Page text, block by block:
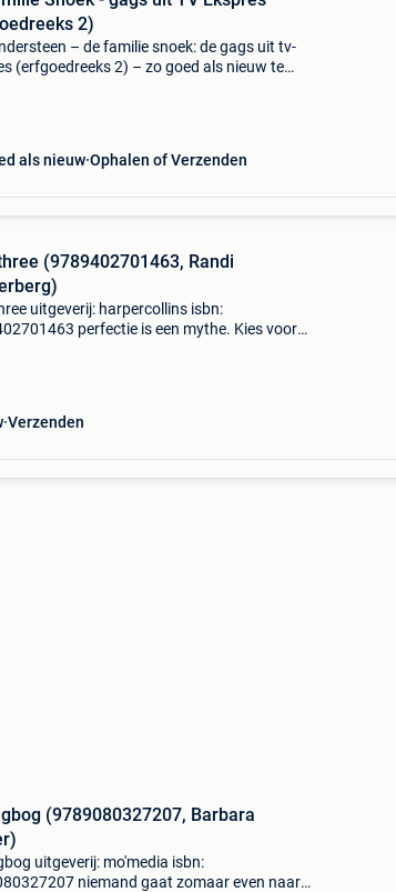
2)
– de familie snoek: de gags uit tv-
(erfgoedreeks 2) – zo goed als nieuw te
als nieuw Ophalen of Verzenden
(9789402701463, Randi
uitgeverij: harpercollins isbn:
perfectie is een mythe. Kies voor
Verzenden
(9789080327207, Barbara
uitgeverij: mo'media isbn:
niemand gaat zomaar even naar